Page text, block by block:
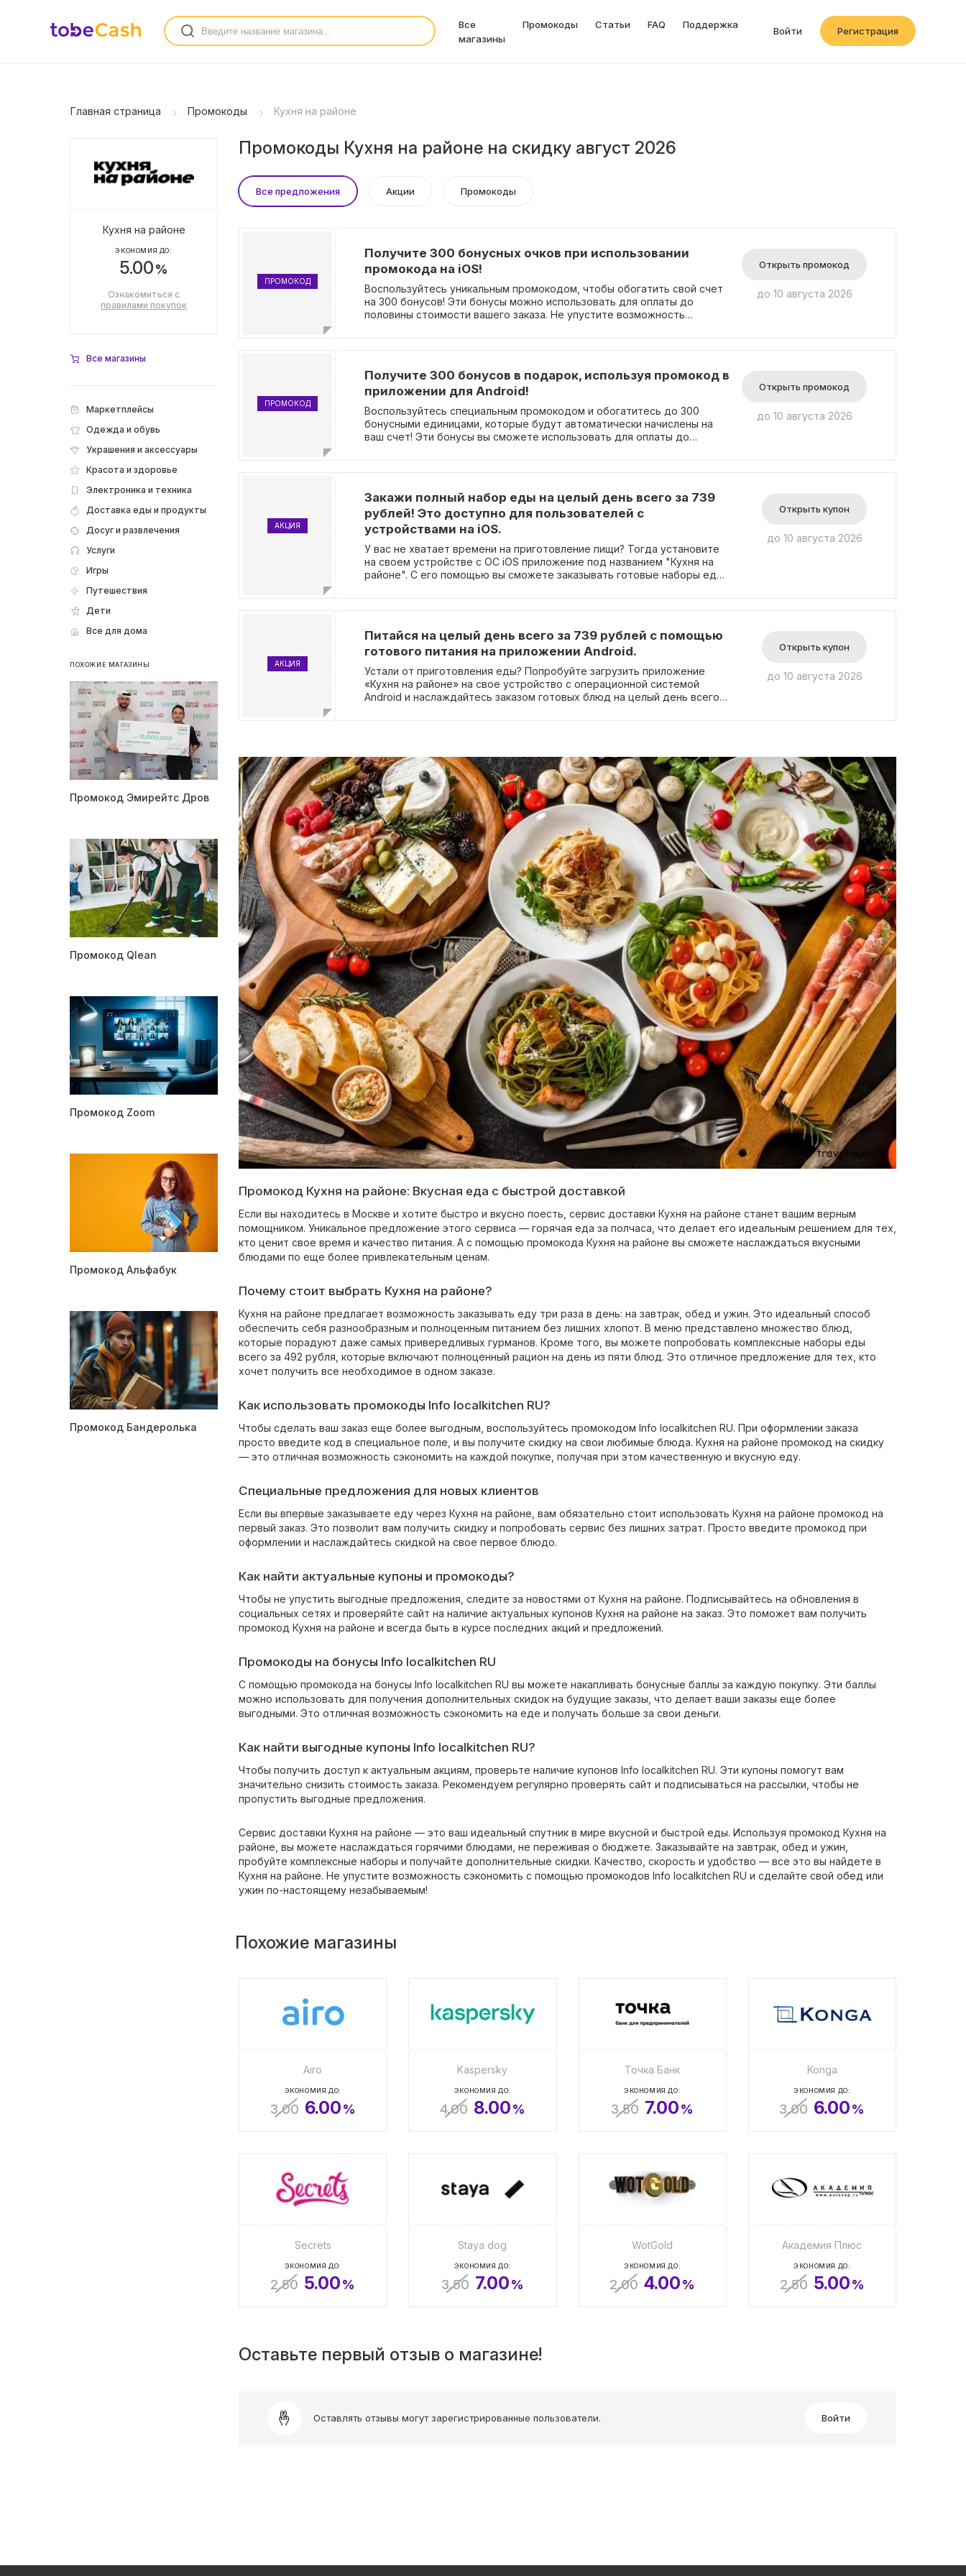
Все
магазины
Промокоды Статьи FAQ Поддержка
Войти Регистрация
Главная страница Промокоды Кухня на районе
Кухня на районе
ЭКОНОМИЯ ДО:
5.00%
Ознакомиться с
правилами покупок
Все магазины
Маркетплейсы
Одежда и обувь
Украшения и аксессуары
Красота и здоровье
Электроника и техника
Доставка еды и продукты
Досуг и развлечения
Услуги
Игры
Путешествия
Дети
Все для дома
ПОХОЖИЕ МАГАЗИНЫ
Промокод Эмирейтс Дров
Промокод Qlean
Промокод Zoom
Промокод Альфабук
Промокод Бандеролька
Промокоды Кухня на районе на скидку август 2026
Все предложения Акции Промокоды
ПРОМОКОД
Получите 300 бонусных очков при использовании
промокода на iOS!
Воспользуйтесь уникальным промокодом, чтобы обогатить свой счет
на 300 бонусов! Эти бонусы можно использовать для оплаты до
половины стоимости вашего заказа. Не упустите возможность
Открыть промокод
до 10 августа 2026
ПРОМОКОД
Получите 300 бонусов в подарок, используя промокод в
приложении для Android!
Воспользуйтесь специальным промокодом и обогатитесь до 300
бонусными единицами, которые будут автоматически начислены на
ваш счет! Эти бонусы вы сможете использовать для оплаты до
Открыть промокод
до 10 августа 2026
АКЦИЯ
Закажи полный набор еды на целый день всего за 739
рублей! Это доступно для пользователей с
устройствами на iOS.
У вас не хватает времени на приготовление пищи? Тогда установите
на своем устройстве с ОС iOS приложение под названием "Кухня на
районе". С его помощью вы сможете заказывать готовые наборы еды
Открыть купон
до 10 августа 2026
АКЦИЯ
Питайся на целый день всего за 739 рублей с помощью
готового питания на приложении Android.
Устали от приготовления еды? Попробуйте загрузить приложение
«Кухня на районе» на свое устройство с операционной системой
Android и наслаждайтесь заказом готовых блюд на целый день всего
Открыть купон
до 10 августа 2026
Промокод Кухня на районе: Вкусная еда с быстрой доставкой
Если вы находитесь в Москве и хотите быстро и вкусно поесть, сервис доставки Кухня на районе станет вашим верным
помощником. Уникальное предложение этого сервиса — горячая еда за полчаса, что делает его идеальным решением для тех,
кто ценит свое время и качество питания. А с помощью промокода Кухня на районе вы сможете наслаждаться вкусными
блюдами по еще более привлекательным ценам.
Почему стоит выбрать Кухня на районе?
Кухня на районе предлагает возможность заказывать еду три раза в день: на завтрак, обед и ужин. Это идеальный способ
обеспечить себя разнообразным и полноценным питанием без лишних хлопот. В меню представлено множество блюд,
которые порадуют даже самых привередливых гурманов. Кроме того, вы можете попробовать комплексные наборы еды
всего за 492 рубля, которые включают полноценный рацион на день из пяти блюд. Это отличное предложение для тех, кто
хочет получить все необходимое в одном заказе.
Как использовать промокоды Info localkitchen RU?
Чтобы сделать ваш заказ еще более выгодным, воспользуйтесь промокодом Info localkitchen RU. При оформлении заказа
просто введите код в специальное поле, и вы получите скидку на свои любимые блюда. Кухня на районе промокод на скидку
— это отличная возможность сэкономить на каждой покупке, получая при этом качественную и вкусную еду.
Специальные предложения для новых клиентов
Если вы впервые заказываете еду через Кухня на районе, вам обязательно стоит использовать Кухня на районе промокод на
первый заказ. Это позволит вам получить скидку и попробовать сервис без лишних затрат. Просто введите промокод при
оформлении и наслаждайтесь скидкой на свое первое блюдо.
Как найти актуальные купоны и промокоды?
Чтобы не упустить выгодные предложения, следите за новостями от Кухня на районе. Подписывайтесь на обновления в
социальных сетях и проверяйте сайт на наличие актуальных купонов Кухня на районе на заказ. Это поможет вам получить
промокод Кухня на районе и всегда быть в курсе последних акций и предложений.
Промокоды на бонусы Info localkitchen RU
С помощью промокода на бонусы Info localkitchen RU вы можете накапливать бонусные баллы за каждую покупку. Эти баллы
можно использовать для получения дополнительных скидок на будущие заказы, что делает ваши заказы еще более
выгодными. Это отличная возможность сэкономить на еде и получать больше за свои деньги.
Как найти выгодные купоны Info localkitchen RU?
Чтобы получить доступ к актуальным акциям, проверьте наличие купонов Info localkitchen RU. Эти купоны помогут вам
значительно снизить стоимость заказа. Рекомендуем регулярно проверять сайт и подписываться на рассылки, чтобы не
пропустить выгодные предложения.
Сервис доставки Кухня на районе — это ваш идеальный спутник в мире вкусной и быстрой еды. Используя промокод Кухня на
районе, вы можете наслаждаться горячими блюдами, не переживая о бюджете. Заказывайте на завтрак, обед и ужин,
пробуйте комплексные наборы и получайте дополнительные скидки. Качество, скорость и удобство — все это вы найдете в
Кухня на районе. Не упустите возможность сэкономить с помощью промокодов Info localkitchen RU и сделайте свой обед или
ужин по-настоящему незабываемым!
Похожие магазины
Airo
ЭКОНОМИЯ ДО:
3.00 6.00%
Kaspersky
ЭКОНОМИЯ ДО:
4.00 8.00%
Точка Банк
ЭКОНОМИЯ ДО:
3.50 7.00%
Konga
ЭКОНОМИЯ ДО:
3.00 6.00%
Secrets
ЭКОНОМИЯ ДО:
2.50 5.00%
Staya dog
ЭКОНОМИЯ ДО:
3.50 7.00%
WotGold
ЭКОНОМИЯ ДО:
2.00 4.00%
Академия Плюс
ЭКОНОМИЯ ДО:
2.50 5.00%
Оставьте первый отзыв о магазине!
Оставлять отзывы могут зарегистрированные пользователи. Войти